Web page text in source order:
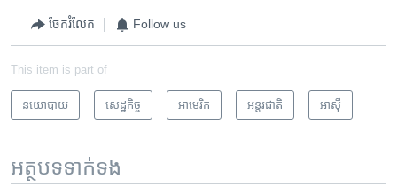
ចែករំលែក Follow us
This item is part of
នយោបាយ សេដ្ឋកិច្ច អាមេរិក​ អន្តរជាតិ អាស៊ី
អត្ថបទ​ទាក់ទង